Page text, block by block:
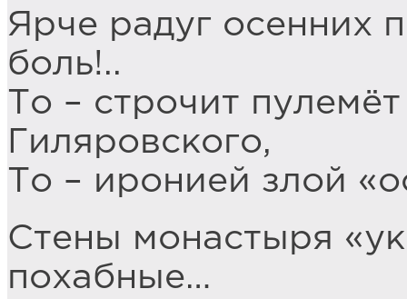
Ярче радуг осенних
боль!..
То – строчит
Гиляровского,
То – иронией злой
Стены монастыря
похабные…